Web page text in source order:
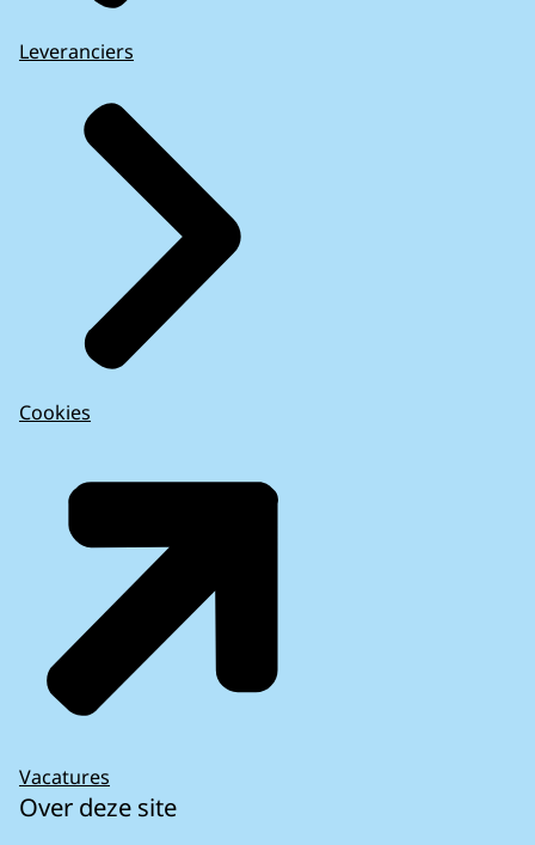
Leveranciers
Cookies
Vacatures
Over deze site